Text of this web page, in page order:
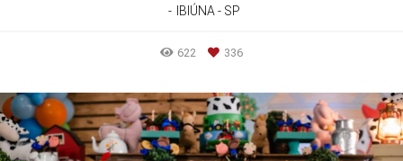
IBIÚNA - SP
622 336